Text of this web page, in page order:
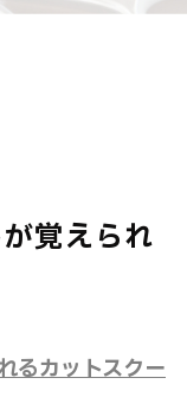
覚えられ
るカットスクー